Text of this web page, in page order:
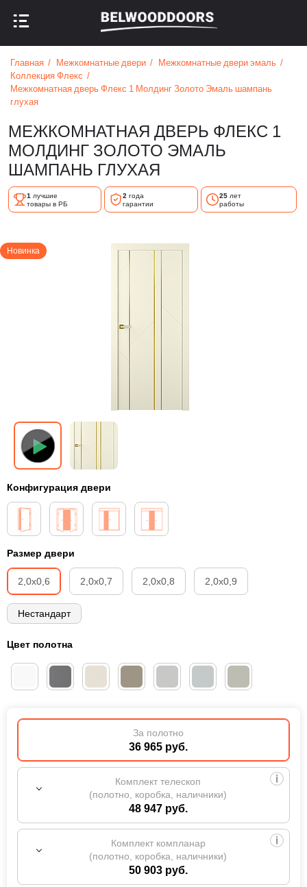
НАЗАД В МЕНЮ
НАЗАД В МЕНЮ
Главная Межкомнатные двери
Межкомнатные двери эмаль
Коллекция Флекс
Межкомнатная дверь Флекс 1 Молдинг Золото Эмаль шампань
глухая
МЕЖКОМНАТНАЯ ДВЕРЬ ФЛЕКС 1
МОЛДИНГ ЗОЛОТО ЭМАЛЬ
ШАМПАНЬ ГЛУХАЯ
1 лучшие
товары в РБ
2 года
гарантии
25лет
работы
Новинка
Конфигурация двери
Размер двери
2,0х0,6 2,0х0,7 2,0х0,8 2,0х0,9
Нестандарт
Цвет полотна
За полотно
36 965 руб.
Комплект телескоп
(полотно, коробка, наличники)
48 947 руб.
Комплект компланар
(полотно, коробка, наличники)
50 903 руб.